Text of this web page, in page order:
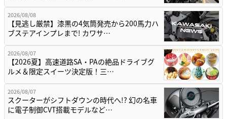
2026/08/08
【見逃し厳禁】漆黒の4気筒発売から200馬力ハ
ブステアインプレまで! カワサ…
2026/08/07
【2026夏】高速道路SA・PAの絶品ドライブグ
ルメ＆限定スイーツ決定版！三…
2026/08/07
スクーターがシフトダウンの時代へ!? 幻の名車
に電子制御CVT搭載モデルなど…